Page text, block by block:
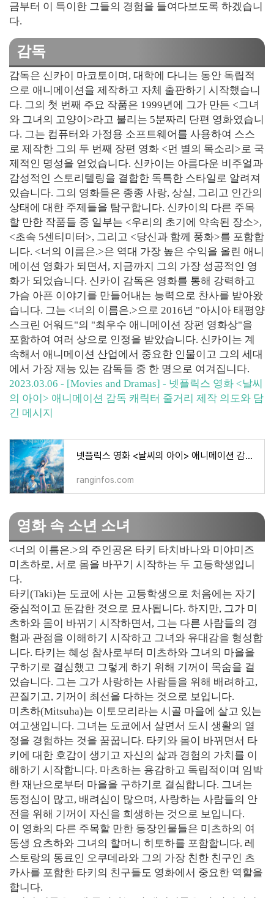
금부터 이 특이한 그들의 경험을 들여다보도록 하겠습니
다.
감독
감독은 신카이 마코토이며, 대학에 다니는 동안 독립적
으로 애니메이션을 제작하고 자체 출판하기 시작했습니
다. 그의 첫 번째 주요 작품은 1999년에 그가 만든 <그녀
와 그녀의 고양이>라고 불리는 5분짜리 단편 영화였습니
다. 그는 컴퓨터와 가정용 소프트웨어를 사용하여 스스
로 제작한 그의 두 번째 장편 영화 <먼 별의 목소리>로 국
제적인 명성을 얻었습니다. 신카이는 아름다운 비주얼과
감성적인 스토리텔링을 결합한 독특한 스타일로 알려져
있습니다. 그의 영화들은 종종 사랑, 상실, 그리고 인간의
상태에 대한 주제들을 탐구합니다. 신카이의 다른 주목
할 만한 작품들 중 일부는 <우리의 초기에 약속된 장소>,
<초속 5센티미터>, 그리고 <당신과 함께 풍화>를 포함합
니다. <너의 이름은.>은 역대 가장 높은 수익을 올린 애니
메이션 영화가 되면서, 지금까지 그의 가장 성공적인 영
화가 되었습니다. 신카이 감독은 영화를 통해 강력하고
가슴 아픈 이야기를 만들어내는 능력으로 찬사를 받아왔
습니다. 그는 <너의 이름은.>으로 2016년 "아시아 태평양
스크린 어워드"의 "최우수 애니메이션 장편 영화상"을
포함하여 여러 상으로 인정을 받았습니다. 신카이는 계
속해서 애니메이션 산업에서 중요한 인물이고 그의 세대
에서 가장 재능 있는 감독들 중 한 명으로 여겨집니다.
2023.03.06 - [Movies and Dramas] - 넷플릭스 영화 <날씨
의 아이> 애니메이션 감독 캐릭터 줄거리 제작 의도와 담
긴 메시지
넷플릭스 영화 <날씨의 아이> 애니메이션 감독 캐릭터 줄거리 제작 의도와 담긴 메시지
ranginfos.com
영화 속 소년 소녀
<너의 이름은.>의 주인공은 타키 타치바나와 미야미즈
미츠하로, 서로 몸을 바꾸기 시작하는 두 고등학생입니
다.
타키(Taki)는 도쿄에 사는 고등학생으로 처음에는 자기
중심적이고 둔감한 것으로 묘사됩니다. 하지만, 그가 미
츠하와 몸이 바뀌기 시작하면서, 그는 다른 사람들의 경
험과 관점을 이해하기 시작하고 그녀와 유대감을 형성합
니다. 타키는 혜성 참사로부터 미츠하와 그녀의 마을을
구하기로 결심했고 그렇게 하기 위해 기꺼이 목숨을 걸
었습니다. 그는 그가 사랑하는 사람들을 위해 배려하고,
끈질기고, 기꺼이 최선을 다하는 것으로 보입니다.
미츠하(Mitsuha)는 이토모리라는 시골 마을에 살고 있는
여고생입니다. 그녀는 도쿄에서 살면서 도시 생활의 열
정을 경험하는 것을 꿈꿉니다. 타키와 몸이 바뀌면서 타
키에 대한 호감이 생기고 자신의 삶과 경험의 가치를 이
해하기 시작합니다. 마츠하는 용감하고 독립적이며 임박
한 재난으로부터 마을을 구하기로 결심합니다. 그녀는
동정심이 많고, 배려심이 많으며, 사랑하는 사람들의 안
전을 위해 기꺼이 자신을 희생하는 것으로 보입니다.
이 영화의 다른 주목할 만한 등장인물들은 미츠하의 여
동생 요츠하와 그녀의 할머니 히토하를 포함합니다. 레
스토랑의 동료인 오쿠데라와 그의 가장 친한 친구인 츠
카사를 포함한 타키의 친구들도 영화에서 중요한 역할을
합니다.